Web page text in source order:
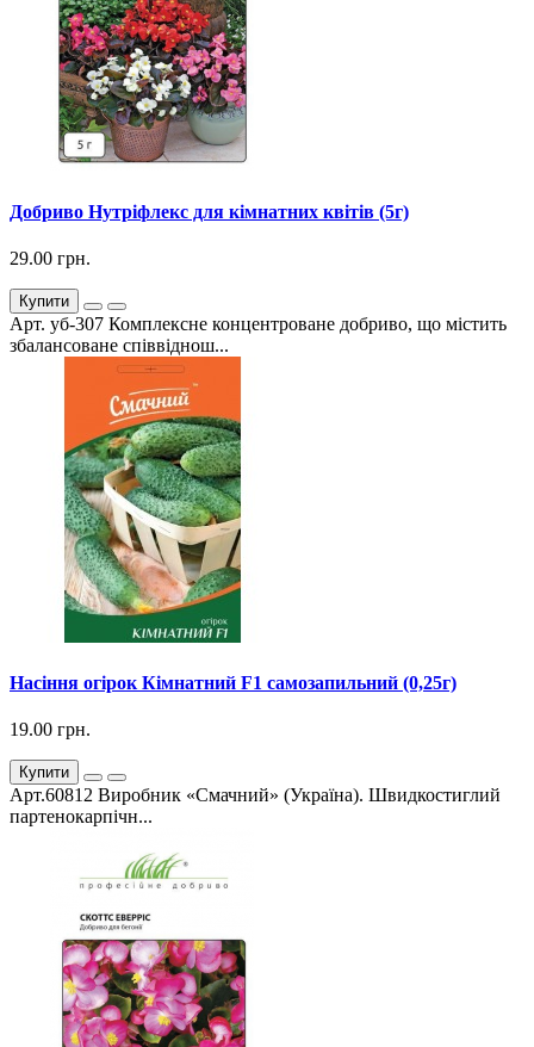
Добриво Нутріфлекс для кімнатних квітів (5г)
29.00 грн.
Купити
Арт. уб-307 Комплексне концентроване добриво, що містить
збалансоване співвіднош...
Насіння огірок Кімнатний F1 самозапильний (0,25г)
19.00 грн.
Купити
Арт.60812 Виробник «Смачний» (Україна). Швидкостиглий
партенокарпічн...